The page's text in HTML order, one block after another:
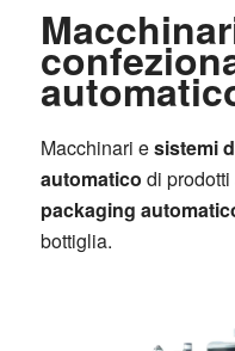
Macchinari esistemi
automatico di
packaging
bottiglia.